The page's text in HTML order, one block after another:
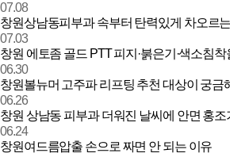
07.08
창원상남동피부과 속부터 탄력있게 차오르
07.03
창원 에토좀 골드 PTT 피지·붉은기·색소침착
06.30
창원볼뉴머 고주파 리프팅 추천 대상이 궁금
06.26
창원 상남동 피부과 더워진 날씨에 안면 홍조
06.24
창원여드름압출 손으로 짜면 안 되는 이유